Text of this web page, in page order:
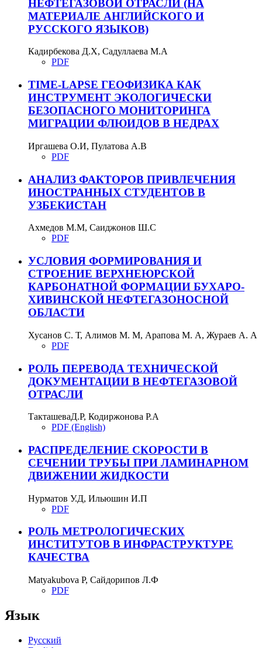
НЕФТЕГАЗОВОЙ ОТРАСЛИ (НА
МАТЕРИАЛЕ АНГЛИЙСКОГО И
РУССКОГО ЯЗЫКОВ)
Кадирбекова Д.Х, Садуллаева М.А
PDF
TIME-LAPSE ГЕОФИЗИКА КАК
ИНСТРУМЕНТ ЭКОЛОГИЧЕСКИ
БЕЗОПАСНОГО МОНИТОРИНГА
МИГРАЦИИ ФЛЮИДОВ В НЕДРАХ
Иргашева О.И, Пулатова А.В
PDF
АНАЛИЗ ФАКТОРОВ ПРИВЛЕЧЕНИЯ
ИНОСТРАННЫХ СТУДЕНТОВ В
УЗБЕКИСТАН
Ахмедов М.М, Саиджонов Ш.С
PDF
УСЛОВИЯ ФОРМИРОВАНИЯ И
СТРОЕНИЕ ВЕРХНЕЮРСКОЙ
КАРБОНАТНОЙ ФОРМАЦИИ БУХАРО-
ХИВИНСКОЙ НЕФТЕГАЗОНОСНОЙ
ОБЛАСТИ
Хусанов С. Т, Алимов М. М, Арапова М. А, Жураев А. А
PDF
РОЛЬ ПЕРЕВОДА ТЕХНИЧЕСКОЙ
ДОКУМЕНТАЦИИ В НЕФТЕГАЗОВОЙ
ОТРАСЛИ
ТакташеваД.Р, Кодиржонова Р.А
PDF (English)
РАСПРЕДЕЛЕНИЕ СКОРОСТИ В
СЕЧЕНИИ ТРУБЫ ПРИ ЛАМИНАРНОМ
ДВИЖЕНИИ ЖИДКОСТИ
Нурматов У.Д, Ильюшин И.П
PDF
РОЛЬ МЕТРОЛОГИЧЕСКИХ
ИНСТИТУТОВ В ИНФРАСТРУКТУРЕ
КАЧЕСТВА
Matyakubova P, Сайдорипов Л.Ф
PDF
Язык
Русский